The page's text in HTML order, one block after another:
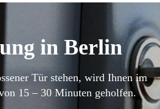
in Berlin
Tür stehen, wird Ihnen im
15 – 30 Minuten geholfen.